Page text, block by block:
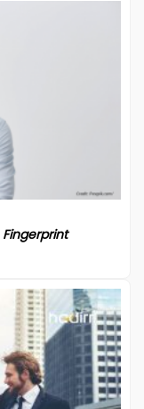
Fingerprint